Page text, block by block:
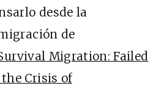
desde la
de
Migration: Failed
Crisis of